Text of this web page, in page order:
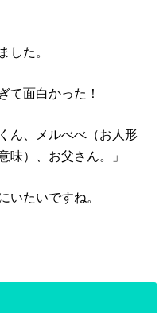
した。
て面白かった！
ん、メルべべ（お人形
味）、お父さん。」
いたいですね。